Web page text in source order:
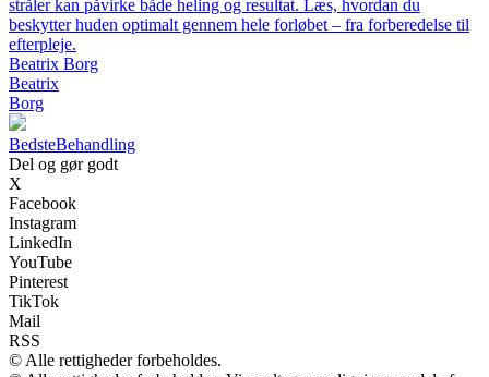
stråler kan påvirke både heling og resultat. Læs, hvordan du
beskytter huden optimalt gennem hele forløbet – fra forberedelse til
efterpleje.
Beatrix Borg
Beatrix
Borg
BedsteBehandling
Del og gør godt
X
Facebook
Instagram
LinkedIn
YouTube
Pinterest
TikTok
Mail
RSS
© Alle rettigheder forbeholdes.